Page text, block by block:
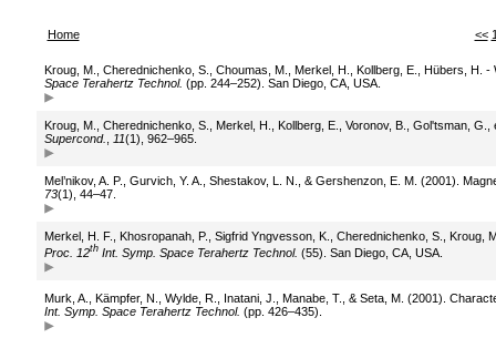
Home <<
Kroug, M., Cherednichenko, S., Choumas, M., Merkel, H., Kollberg, E., Hübers,
Space Terahertz Technol. (pp. 244–252). San Diego, CA, USA.
Kroug, M., Cherednichenko, S., Merkel, H., Kollberg, E., Voronov, B., Gol'tsman,
Supercond.
11(1), 962–965.
Mel’nikov, A. P., Gurvich, Y. A., Shestakov, L. N., & Gershenzon, E. M. (2001).
73(1), 44–47.
Merkel, H. F., Khosropanah, P., Sigfrid Yngvesson, K., Cherednichenko, S.,
Proc. 12thInt. Symp. Space Terahertz Technol. (55). San Diego, CA, USA.
Murk, A., Kämpfer, N., Wylde, R., Inatani, J., Manabe, T., & Seta, M. (2001).
Int. Symp. Space Terahertz Technol. (pp. 426–435).